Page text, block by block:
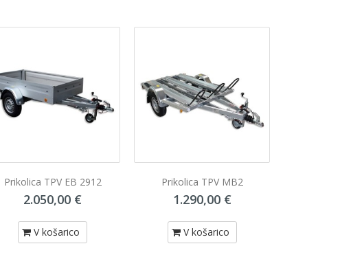
Prikolica TPV EB 2912
2.050,00 €
V košarico
Prikolica TPV MB2
1.290,00 €
V košarico